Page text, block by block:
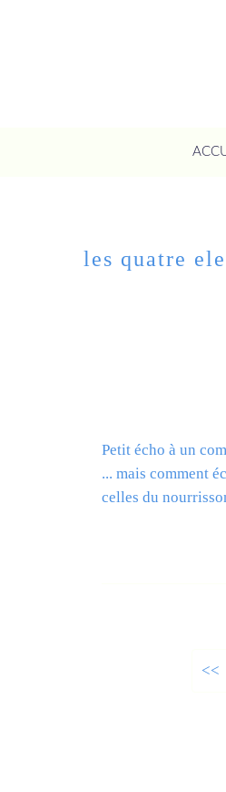
les quatre
Petit écho à un
... mais comment
celles du
<<